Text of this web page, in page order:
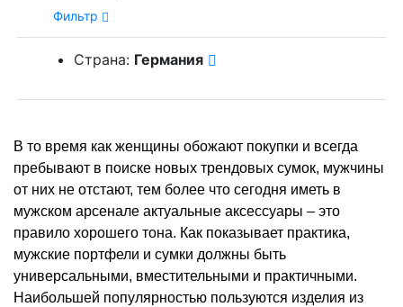
Фильтр
Страна: Германия
В то время как женщины обожают покупки и всегда
пребывают в поиске новых трендовых сумок, мужчины
от них не отстают, тем более что сегодня иметь в
мужском арсенале актуальные аксессуары – это
правило хорошего тона. Как показывает практика,
мужские портфели и сумки должны быть
универсальными, вместительными и практичными.
Наибольшей популярностью пользуются изделия из